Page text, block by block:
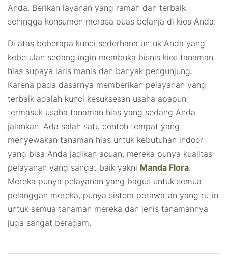
Anda. Berikan layanan yang ramah dan terbaik
sehingga konsumen merasa puas belanja di kios Anda.
Di atas beberapa kunci sederhana untuk Anda yang
kebetulan sedang ingin membuka bisnis kios tanaman
hias supaya laris manis dan banyak pengunjung.
Karena pada dasarnya memberikan pelayanan yang
terbaik adalah kunci kesuksesan usaha apapun
termasuk usaha tanaman hias yang sedang Anda
jalankan. Ada salah satu contoh tempat yang
menyewakan tanaman hias untuk kebutuhan indoor
yang bisa Anda jadikan acuan, mereka punya kualitas
pelayanan yang sangat baik yakni Manda Flora.
Mereka punya pelayanan yang bagus untuk semua
pelanggan mereka, punya sistem perawatan yang rutin
untuk semua tanaman mereka dan jenis tanamannya
juga sangat beragam.